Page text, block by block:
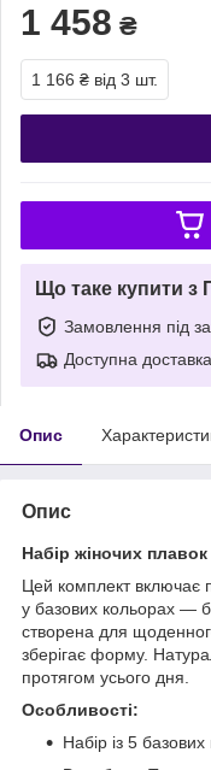
1 458 ₴
1 166 ₴ від 3 шт.
Що таке купити з
Замовлення під
Доступна доставка
Опис
Опис
Набір жіночих плавок
Цей комплект включає
у базових кольорах —
створена для
зберігає форму.
протягом усього дня.
Особливості:
Набір із 5 базових